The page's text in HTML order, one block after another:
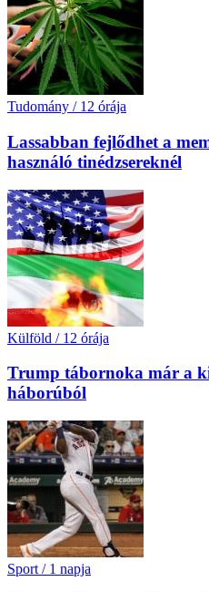
Tudomány / 12 órája
Lassabban fejlődhet a
használó tinédzsereknél
Külföld / 12 órája
Trump tábornoka már a
háborúból
Sport / 1 napja